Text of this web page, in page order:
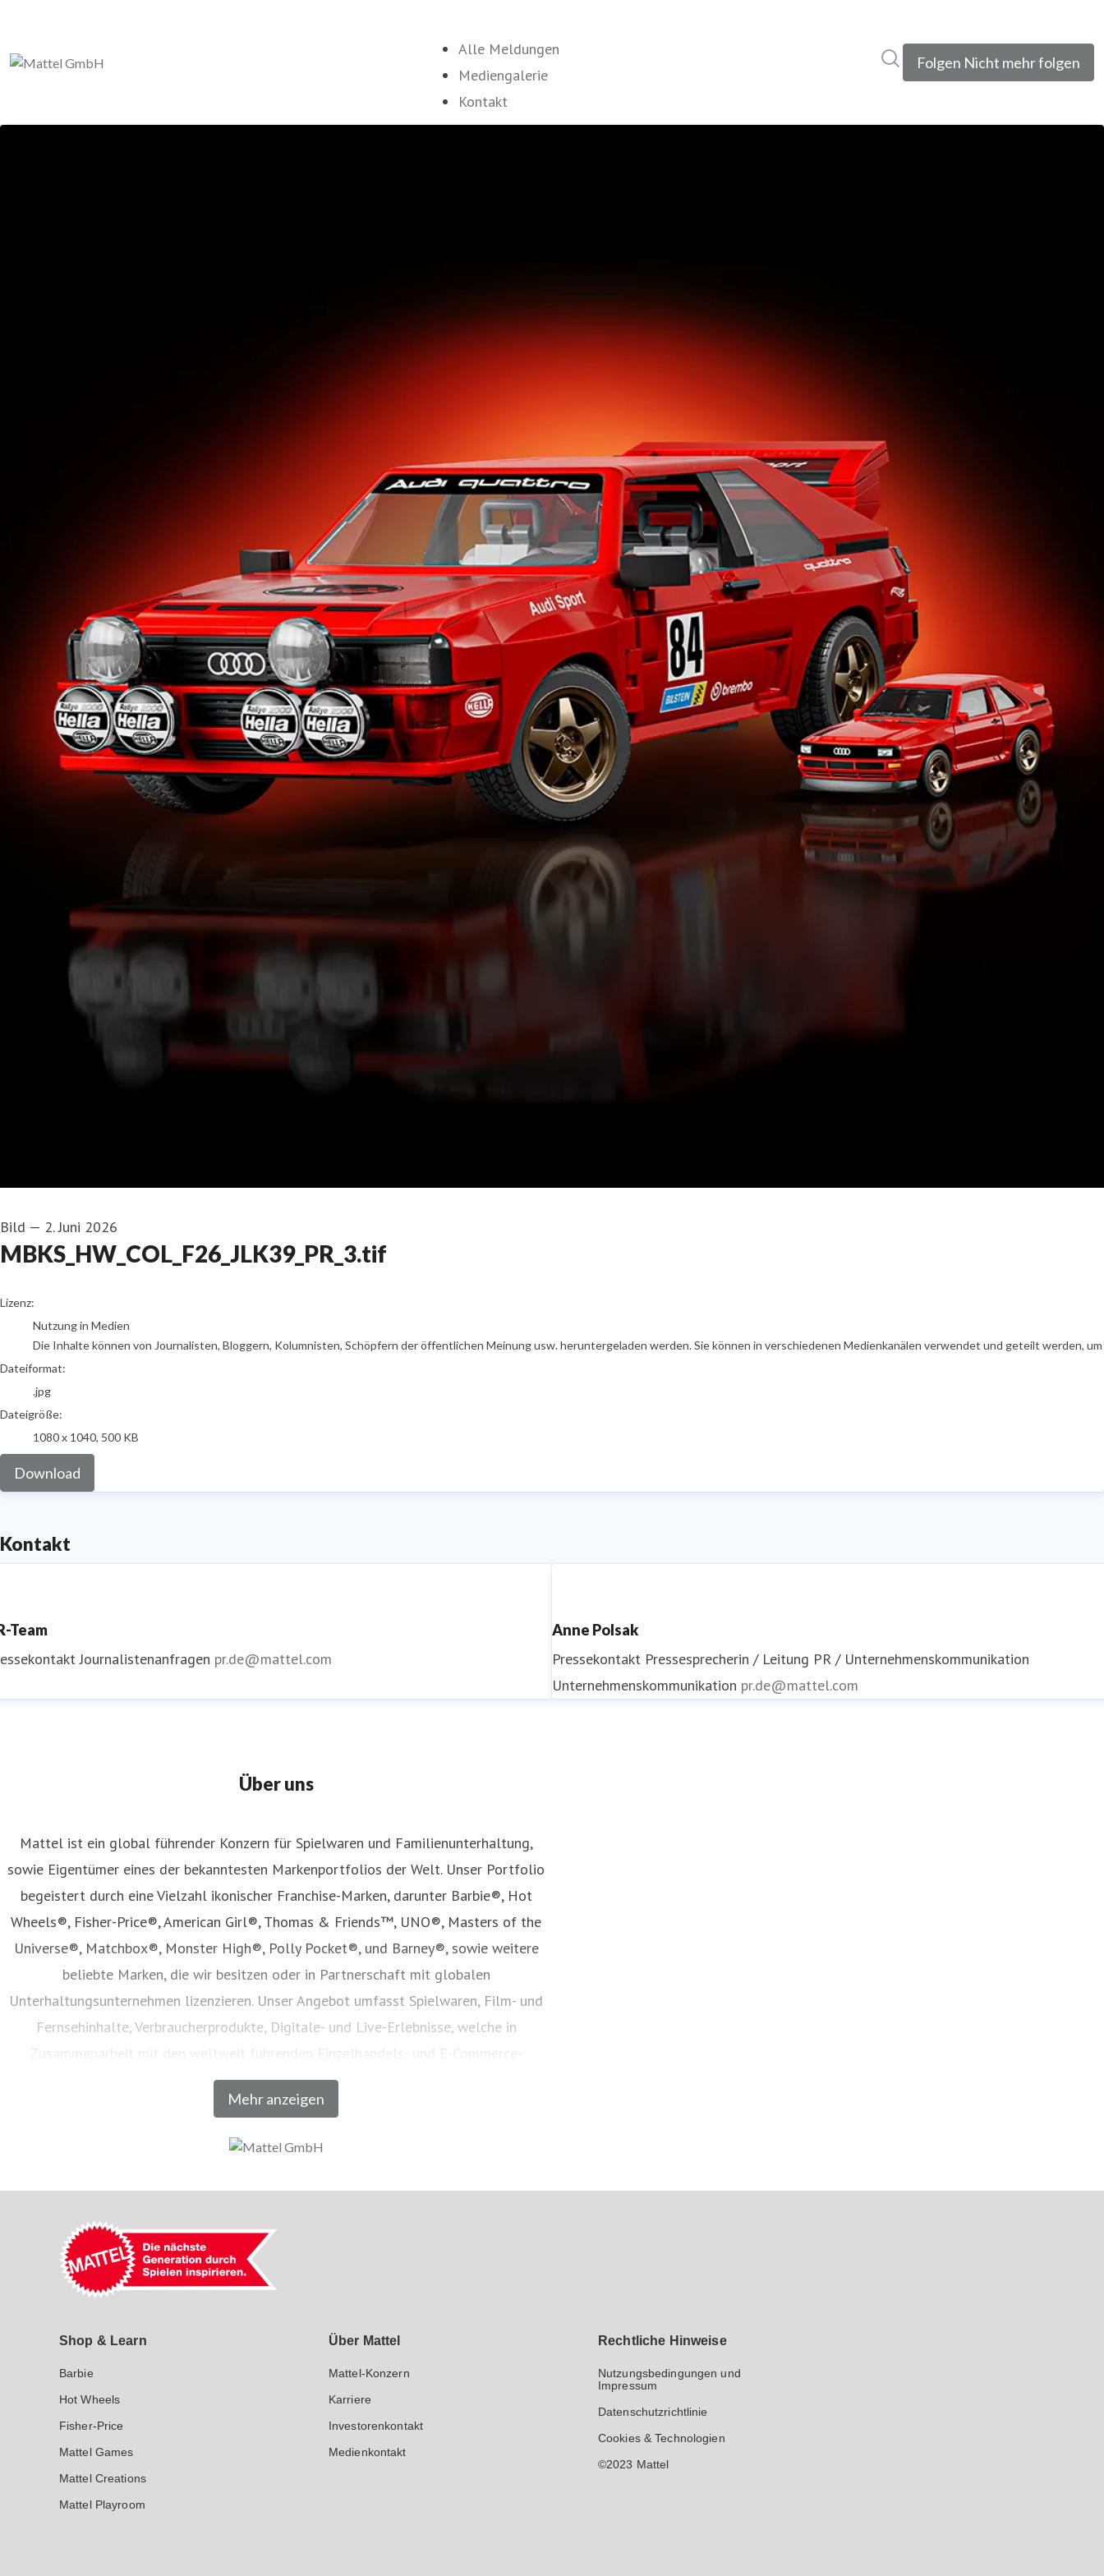
Alle Meldungen
Mediengalerie
Kontakt
Folgen Nicht mehr folgen
Bild — 2. Juni 2026
MBKS_HW_COL_F26_JLK39_PR_3.tif
go to media item
Lizenz:
Nutzung in Medien
Die Inhalte können von Journalisten, Bloggern, Kolumnisten, Schöpfern der öffentlichen Meinung usw. heruntergeladen werden. Sie können in verschiedenen Medienkanälen verwendet und geteilt
Dateiformat:
.jpg
Dateigröße:
1080 x 1040, 500 KB
Download
Kontakt
Team
Journalistenanfragen pr.de@mattel.com
Anne Polsak
Pressekontakt Pressesprecherin / Leitung PR / Unternehmenskommunikation
Unternehmenskommunikation pr.de@mattel.com
Über uns
Mehr anzeigen
Mattel ist ein global führender Konzern für Spielwaren und Familienunterhaltung,
sowie Eigentümer eines der bekanntesten Markenportfolios der Welt. Unser Portfolio
begeistert durch eine Vielzahl ikonischer Franchise-Marken, darunter Barbie®, Hot
Wheels®, Fisher-Price®, American Girl®, Thomas & Friends™, UNO®, Masters of the
Universe®, Matchbox®, Monster High®, Polly Pocket®, und Barney®, sowie weitere
beliebte Marken, die wir besitzen oder in Partnerschaft mit globalen
Unterhaltungsunternehmen lizenzieren. Unser Angebot umfasst Spielwaren, Film- und
Fernsehinhalte, Verbraucherprodukte, Digitale- und Live-Erlebnisse, welche in
Zusammenarbeit mit den weltweit führenden Einzelhandels- und E-Commerce-
Unternehmen vertrieben werden. Seit seiner Gründung im Jahr 1945 inspiriert Mattel
Generationen dazu, den Zauber der Kindheit zu entdecken und bestärkt Kinder darin, ihr
Mattel GmbH